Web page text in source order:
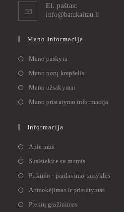
El. paštas:
info@batukaitau.lt
Mano Informacija
Mano paskyra
Mano norų krepšelis
Mano užsakymai
Mano pristatymo informacija
Informacija
Apie mus
Susisiekite su mumis
Pirkimo - pardavimo taisyklės
Apmokėjimas ir pristatymas
Prekių gražinimas